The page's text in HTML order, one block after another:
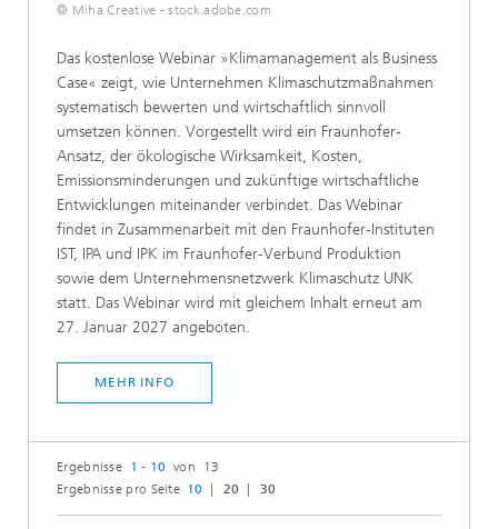
© Miha Creative - stock.adobe.com
Das kostenlose Webinar »Klimamanagement als Business
Case« zeigt, wie Unternehmen Klimaschutzmaßnahmen
systematisch bewerten und wirtschaftlich sinnvoll
umsetzen können. Vorgestellt wird ein Fraunhofer-
Ansatz, der ökologische Wirksamkeit, Kosten,
Emissionsminderungen und zukünftige wirtschaftliche
Entwicklungen miteinander verbindet. Das Webinar
findet in Zusammenarbeit mit den Fraunhofer-Instituten
IST, IPA und IPK im Fraunhofer-Verbund Produktion
sowie dem Unternehmensnetzwerk Klimaschutz UNK
statt. Das Webinar wird mit gleichem Inhalt erneut am
27. Januar 2027 angeboten.
MEHR INFO
Ergebnisse 1 - 10 von 13
Ergebnisse pro Seite 10 20 30